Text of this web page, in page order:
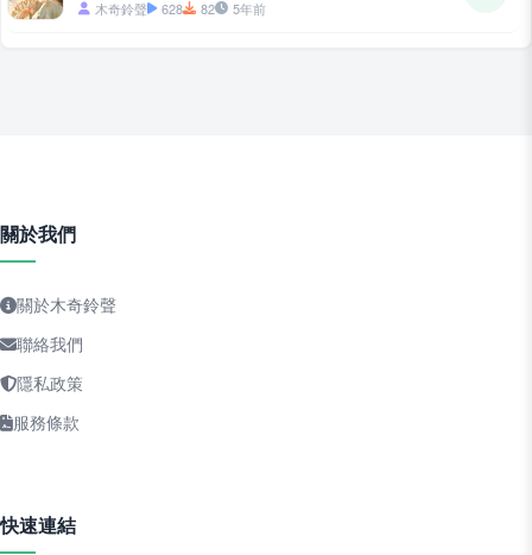
木奇鈴聲 628 82 5年前
關於我們
關於木奇鈴聲
聯絡我們
隱私政策
服務條款
快速連結